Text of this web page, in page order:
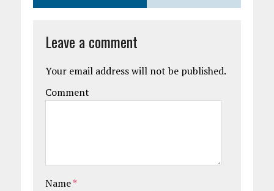
Leave a comment
Your email address will not be published.
Comment
Name*